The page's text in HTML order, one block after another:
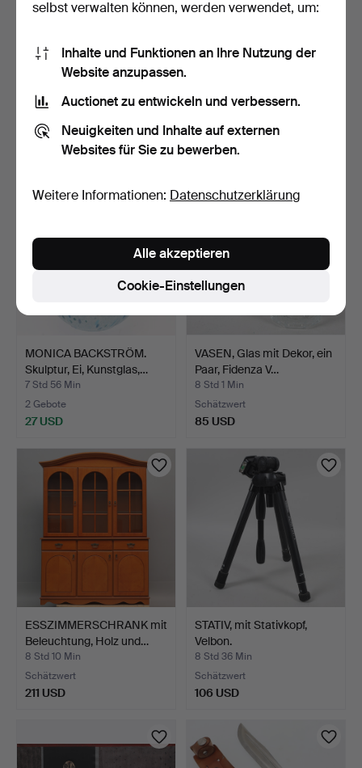
SCHATULL, 4 st,
geschnitztes Holz, Intarsi…
Schätzwert
85 USD
Neorenaissance-Stil, 20.…
1 Gebot
22 USD
MONICA BACKSTRÖM.
Skulptur, Ei, Kunstglas,…
7 Std 56 Min
2 Gebote
27 USD
VASEN, Glas mit Dekor, ein
Paar, Fidenza V…
8 Std 1 Min
Schätzwert
85 USD
ESSZIMMERSCHRANK mit
Beleuchtung, Holz und…
8 Std 10 Min
Schätzwert
211 USD
STATIV, mit Stativkopf,
Velbon.
8 Std 36 Min
Schätzwert
106 USD
selbst verwalten können, werden verwendet, um:
Inhalte und Funktionen an Ihre Nutzung der
Website anzupassen.
Auctionet zu entwickeln und verbessern.
Neuigkeiten und Inhalte auf externen
Websites für Sie zu bewerben.
Weitere Informationen: Datenschutzerklärung
Cookie-Einstellungen
Alle akzeptieren